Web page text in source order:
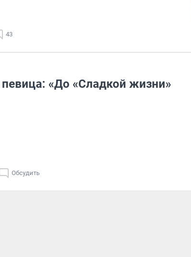
43
«До «Сладкой жизни»
Обсудить